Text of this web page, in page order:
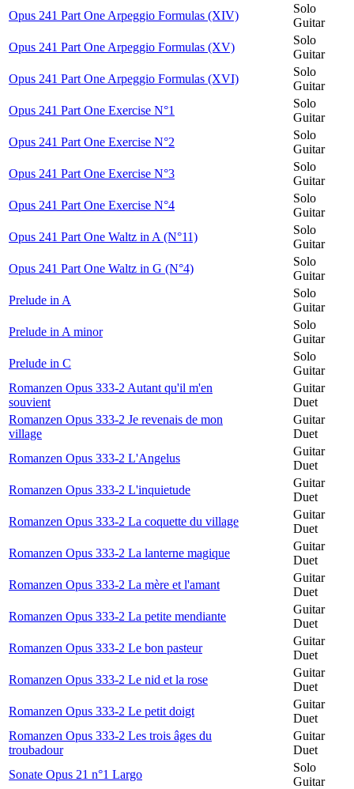
Opus 241 Part One Arpeggio Formulas (XIV)
Solo
Guitar
Opus 241 Part One Arpeggio Formulas (XV)
Solo
Guitar
Opus 241 Part One Arpeggio Formulas (XVI)
Solo
Guitar
Opus 241 Part One Exercise N°1
Solo
Guitar
Opus 241 Part One Exercise N°2
Solo
Guitar
Opus 241 Part One Exercise N°3
Solo
Guitar
Opus 241 Part One Exercise N°4
Solo
Guitar
Opus 241 Part One Waltz in A (N°11)
Solo
Guitar
Opus 241 Part One Waltz in G (N°4)
Solo
Guitar
Prelude in A
Solo
Guitar
Prelude in A minor
Solo
Guitar
Prelude in C
Solo
Guitar
Romanzen Opus 333-2 Autant qu'il m'en
souvient
Guitar
Duet
Romanzen Opus 333-2 Je revenais de mon
village
Guitar
Duet
Romanzen Opus 333-2 L'Angelus
Guitar
Duet
Romanzen Opus 333-2 L'inquietude
Guitar
Duet
Romanzen Opus 333-2 La coquette du village
Guitar
Duet
Romanzen Opus 333-2 La lanterne magique
Guitar
Duet
Romanzen Opus 333-2 La mère et l'amant
Guitar
Duet
Romanzen Opus 333-2 La petite mendiante
Guitar
Duet
Romanzen Opus 333-2 Le bon pasteur
Guitar
Duet
Romanzen Opus 333-2 Le nid et la rose
Guitar
Duet
Romanzen Opus 333-2 Le petit doigt
Guitar
Duet
Romanzen Opus 333-2 Les trois âges du
troubadour
Guitar
Duet
Sonate Opus 21 n°1 Largo
Solo
Guitar